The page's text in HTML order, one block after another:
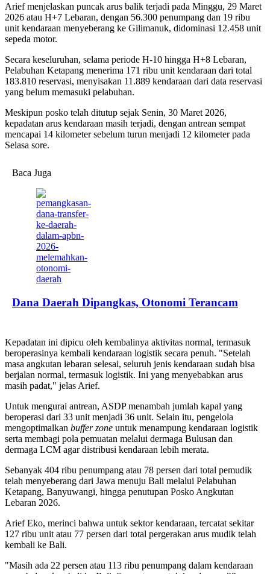
Arief menjelaskan puncak arus balik terjadi pada Minggu, 29 Maret
2026 atau H+7 Lebaran, dengan 56.300 penumpang dan 19 ribu
unit kendaraan menyeberang ke Gilimanuk, didominasi 12.458 unit
sepeda motor.
Secara keseluruhan, selama periode H-10 hingga H+8 Lebaran,
Pelabuhan Ketapang menerima 171 ribu unit kendaraan dari total
183.810 reservasi, menyisakan 11.889 kendaraan dari data reservasi
yang belum memasuki pelabuhan.
Meskipun posko telah ditutup sejak Senin, 30 Maret 2026,
kepadatan arus kendaraan masih terjadi, dengan antrean sempat
mencapai 14 kilometer sebelum turun menjadi 12 kilometer pada
Selasa sore.
Baca Juga
Dana Daerah Dipangkas, Otonomi Terancam
Kepadatan ini dipicu oleh kembalinya aktivitas normal, termasuk
beroperasinya kembali kendaraan logistik secara penuh. "Setelah
masa angkutan lebaran selesai, seluruh jenis kendaraan sudah bisa
berjalan normal, termasuk logistik. Ini yang menyebabkan arus
masih padat," jelas Arief.
Untuk mengurai antrean, ASDP menambah jumlah kapal yang
beroperasi dari 33 unit menjadi 36 unit. Selain itu, pengelola
mengoptimalkan buffer zone untuk menampung kendaraan logistik
serta membagi pola pemuatan melalui dermaga Bulusan dan
dermaga LCM agar distribusi kendaraan lebih merata.
Sebanyak 404 ribu penumpang atau 78 persen dari total pemudik
telah menyeberang dari Jawa menuju Bali melalui Pelabuhan
Ketapang, Banyuwangi, hingga penutupan Posko Angkutan
Lebaran 2026.
Arief Eko, merinci bahwa untuk sektor kendaraan, tercatat sekitar
127 ribu unit atau 77 persen dari total pergerakan arus mudik telah
kembali ke Bali.
"Masih ada 22 persen atau 113 ribu penumpang dalam kendaraan